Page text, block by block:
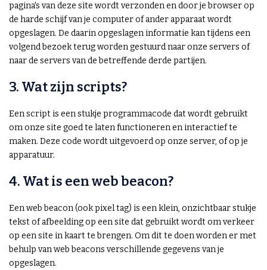
pagina's van deze site wordt verzonden en door je browser op
de harde schijf van je computer of ander apparaat wordt
opgeslagen. De daarin opgeslagen informatie kan tijdens een
volgend bezoek terug worden gestuurd naar onze servers of
naar de servers van de betreffende derde partijen.
3. Wat zijn scripts?
Een script is een stukje programmacode dat wordt gebruikt
om onze site goed te laten functioneren en interactief te
maken. Deze code wordt uitgevoerd op onze server, of op je
apparatuur.
4. Wat is een web beacon?
Een web beacon (ook pixel tag) is een klein, onzichtbaar stukje
tekst of afbeelding op een site dat gebruikt wordt om verkeer
op een site in kaart te brengen. Om dit te doen worden er met
behulp van web beacons verschillende gegevens van je
opgeslagen.